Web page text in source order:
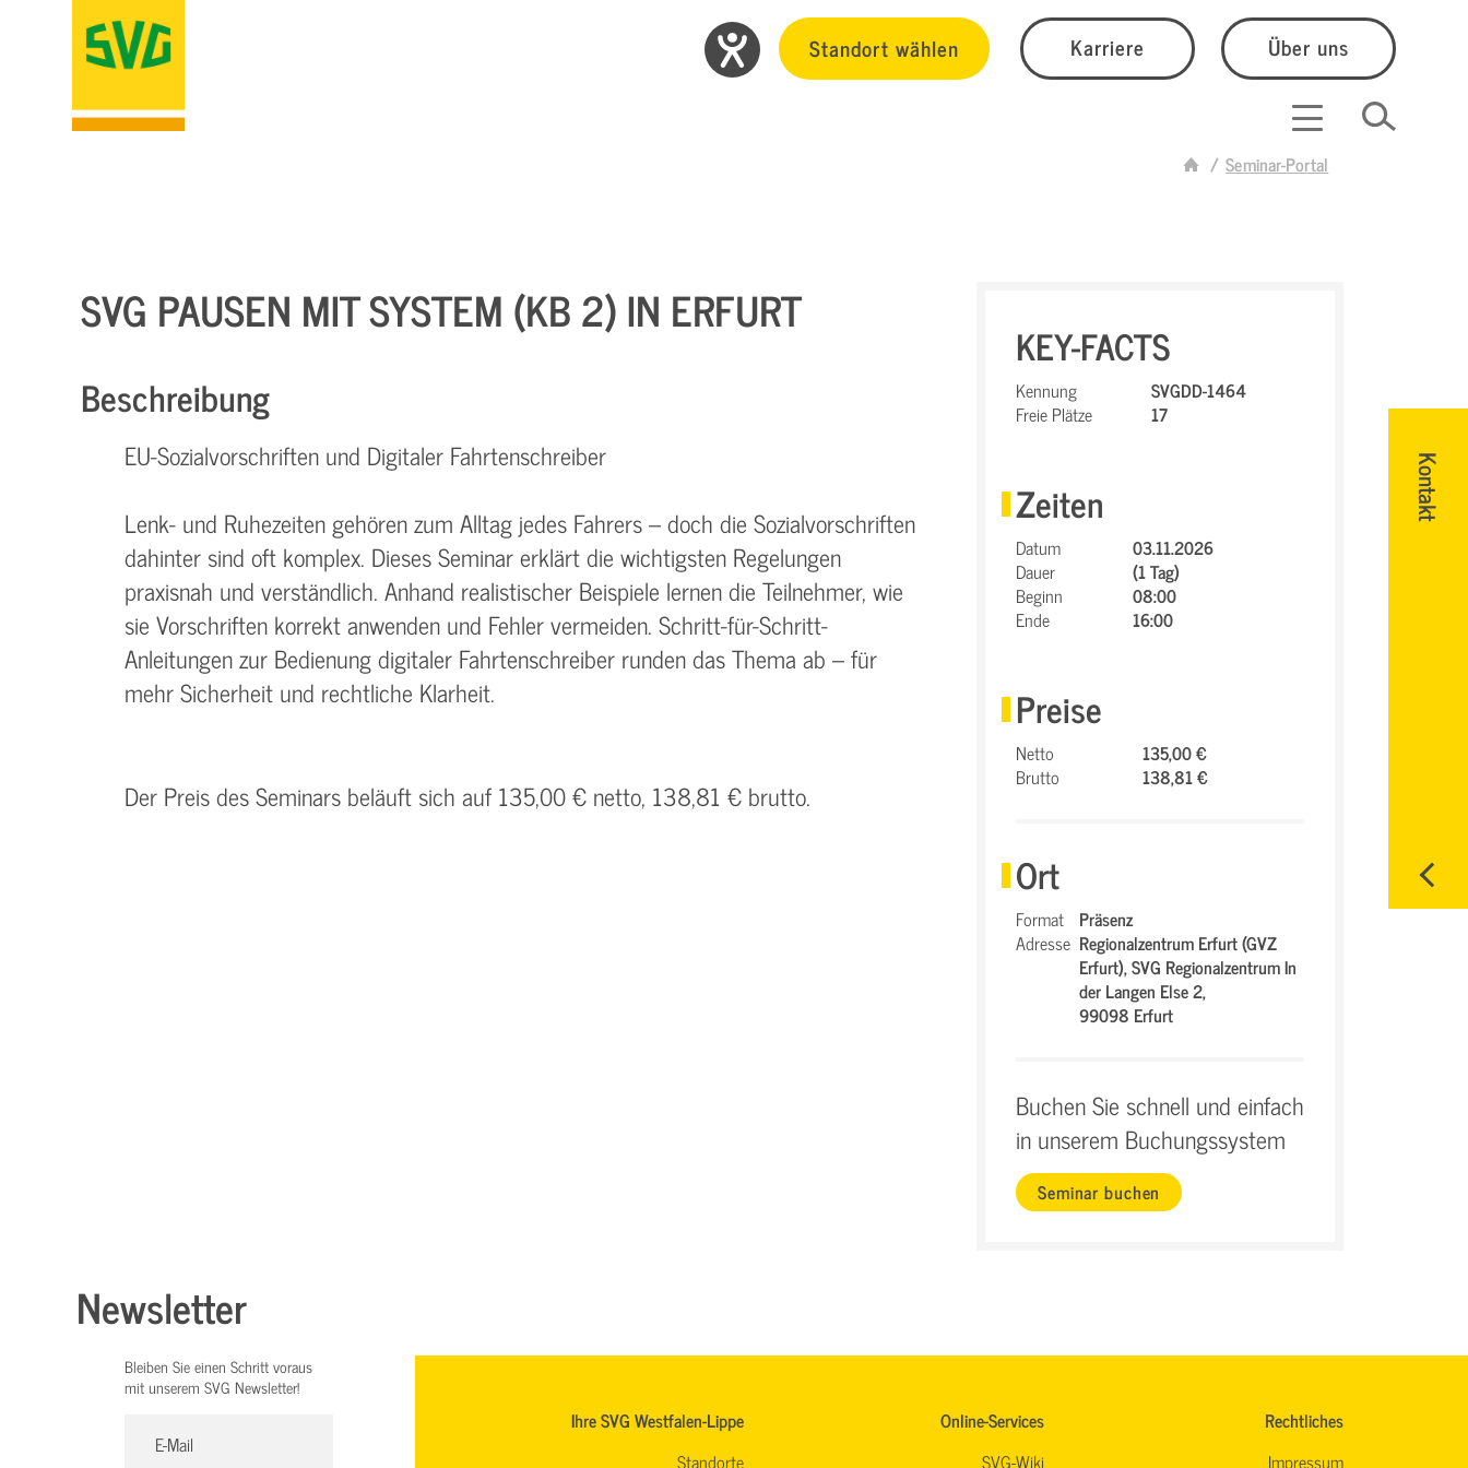
Standort wählen Karriere Über uns
Seminar-Portal
Kontakt
SVG PAUSEN MIT SYSTEM (KB 2) IN ERFURT
Beschreibung
EU-Sozialvorschriften und Digitaler Fahrtenschreiber
Lenk- und Ruhezeiten gehören zum Alltag jedes Fahrers – doch die Sozialvorschriften
dahinter sind oft komplex. Dieses Seminar erklärt die wichtigsten Regelungen
praxisnah und verständlich. Anhand realistischer Beispiele lernen die Teilnehmer, wie
sie Vorschriften korrekt anwenden und Fehler vermeiden. Schritt-für-Schritt-
Anleitungen zur Bedienung digitaler Fahrtenschreiber runden das Thema ab – für
mehr Sicherheit und rechtliche Klarheit.
Der Preis des Seminars beläuft sich auf 135,00 € netto, 138,81 € brutto.
KEY-FACTS
Kennung
SVGDD-1464
Freie Plätze
17
Zeiten
Datum
03.11.2026
Dauer
(1 Tag)
Beginn
08:00
Ende
16:00
Preise
Netto
135,00 €
Brutto
138,81 €
Ort
Format Präsenz
Adresse Regionalzentrum Erfurt (GVZ
Erfurt),SVG Regionalzentrum In
der Langen Else 2,
99098 Erfurt
Buchen Sie schnell und einfach
in unserem Buchungssystem
Seminar buchen
Newsletter
Bleiben Sie einen Schritt voraus
mit unserem SVG Newsletter!
Ihre SVG Westfalen-Lippe
Standorte
Online-Services
SVG-Wiki
Rechtliches
Impressum